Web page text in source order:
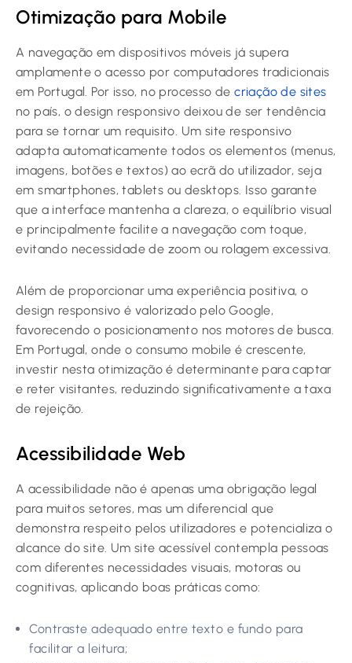
Otimização para Mobile
A navegação em dispositivos móveis já supera
amplamente o acesso por computadores tradicionais
em Portugal. Por isso, no processo decriação de sites
no país, o design responsivo deixou de ser tendência
para se tornar um requisito. Um site responsivo
adapta automaticamente todos os elementos (menus,
imagens, botões e textos) ao ecrã do utilizador, seja
em smartphones, tablets ou desktops. Isso garante
que a interface mantenha a clareza, o equilíbrio visual
e principalmente facilite a navegação com toque,
evitando necessidade de zoom ou rolagem excessiva.
Além de proporcionar uma experiência positiva, o
design responsivo é valorizado pelo Google,
favorecendo o posicionamento nos motores de busca.
Em Portugal, onde o consumo mobile é crescente,
investir nesta otimização é determinante para captar
e reter visitantes, reduzindo significativamente a taxa
de rejeição.
Acessibilidade Web
A acessibilidade não é apenas uma obrigação legal
para muitos setores, mas um diferencial que
demonstra respeito pelos utilizadores e potencializa o
alcance do site. Um site acessível contempla pessoas
com diferentes necessidades visuais, motoras ou
cognitivas, aplicando boas práticas como:
Contraste adequado entre texto e fundo para
facilitar a leitura;